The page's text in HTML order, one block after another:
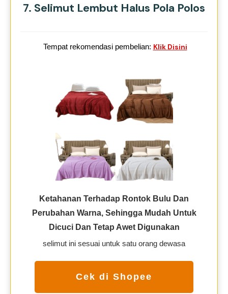
7. Selimut Lembut Halus Pola Polos
Tempat rekomendasi pembelian: Klik Disini
Ketahanan Terhadap Rontok Bulu Dan
Perubahan Warna, Sehingga Mudah Untuk
Dicuci Dan Tetap Awet Digunakan
selimut ini sesuai untuk satu orang dewasa
Cek di Shopee